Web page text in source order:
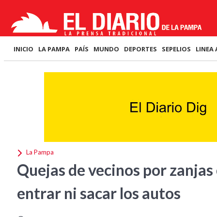
INICIO LA PAMPA PAÍS MUNDO DEPORTES SEPELIOS LINEA
La Pampa
Quejas de vecinos por
entrar ni sacar los autos